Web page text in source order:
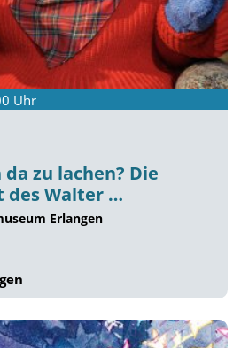
Uhr
da zu lachen? Die
des Walter …
Erlangen